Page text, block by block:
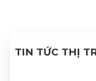
TIN TỨC THỊ